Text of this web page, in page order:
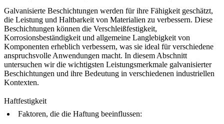
Galvanisierte Beschichtungen werden für ihre Fähigkeit geschätzt,
die Leistung und Haltbarkeit von Materialien zu verbessern. Diese
Beschichtungen können die Verschleißfestigkeit,
Korrosionsbeständigkeit und allgemeine Langlebigkeit von
Komponenten erheblich verbessern, was sie ideal für verschiedene
anspruchsvolle Anwendungen macht. In diesem Abschnitt
untersuchen wir die wichtigsten Leistungsmerkmale galvanisierter
Beschichtungen und ihre Bedeutung in verschiedenen industriellen
Kontexten.
Haftfestigkeit
Faktoren, die die Haftung beeinflussen: